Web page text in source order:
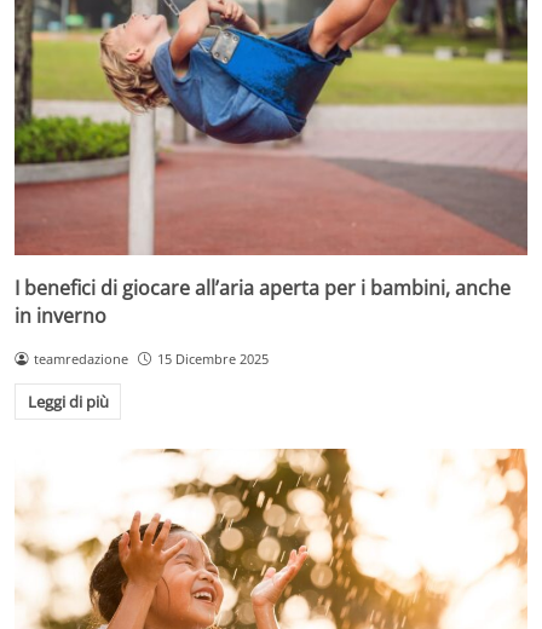
I benefici di giocare all’aria aperta per i bambini, anche
in inverno
teamredazione 15 Dicembre 2025
Leggi di più